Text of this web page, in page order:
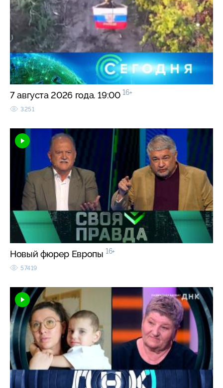
7 августа 2026 года. 19:00 16+
3251
Новый фюрер Европы 16+
57419